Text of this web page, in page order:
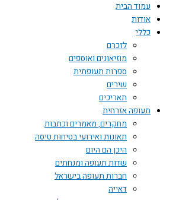
עמוד הבית
אודות
כללי
לזכרם
מוזיאונים ואוספים
ספרות תעופתית
שירים
תאריכים
תעופה אזרחית
מחקרים, מאמרים וכתבות
תאונות ואירועי בטיחות טיסה
היכן הם היום
שדות תעופה ומנחתים
חברות תעופה בישראל
דאייה